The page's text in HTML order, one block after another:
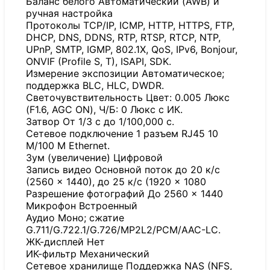
ручная настройка
Протоколы TCP/IP, ICMP, HTTP, HTTPS, FTP,
DHCP, DNS, DDNS, RTP, RTSP, RTCP, NTP,
UPnP, SMTP, IGMP, 802.1X, QoS, IPv6, Bonjour,
ONVIF (Profile S, T), ISAPI, SDK.
Измерение экспозиции Автоматическое;
поддержка BLC, HLC, DWDR.
Светочувствительность Цвет: 0.005 Люкс
(F1.6, AGC ON), Ч/Б: 0 Люкс с ИК.
Затвор От 1/3 с до 1/100,000 с.
Сетевое подключение 1 разъем RJ45 10
M/100 M Ethernet.
Зум (увеличение) Цифровой
Запись видео Основной поток до 20 к/с
(2560 × 1440), до 25 к/с (1920 × 1080
Разрешение фотографий До 2560 × 1440
Микрофон Встроенный
Аудио Моно; сжатие
G.711/G.722.1/G.726/MP2L2/PCM/AAC-LC.
ЖК-дисплей Нет
ИК-фильтр Механический
Сетевое хранилище Поддержка NAS (NFS,